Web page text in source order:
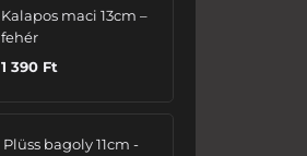
Kalapos maci 13cm –
fehér
1 390 Ft
Plüss bagoly 11cm -